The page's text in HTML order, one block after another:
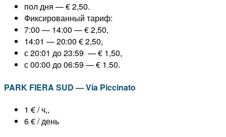
пол дня — € 2,50.
Фиксированный тариф:
7:00 — 14:00 — € 2,50,
14:01 — 20:00 € 2,50,
с 20:01 до 23:59 — € 1,50,
с 00:00 до 06:59 — € 1.50.
PARK FIERA SUD — Via Piccinato
1 € / ч,,
6 € / день